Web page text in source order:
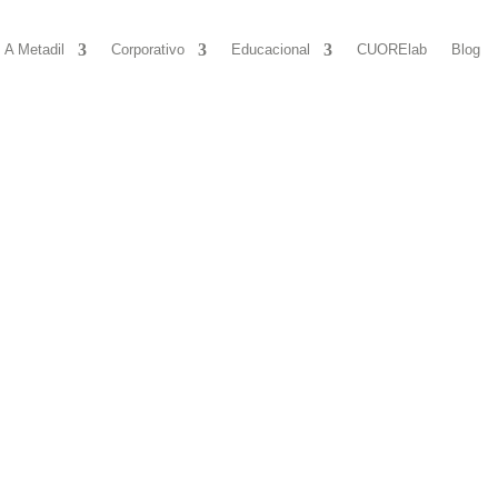
A Metadil Corporativo Educacional CUORElab Blog